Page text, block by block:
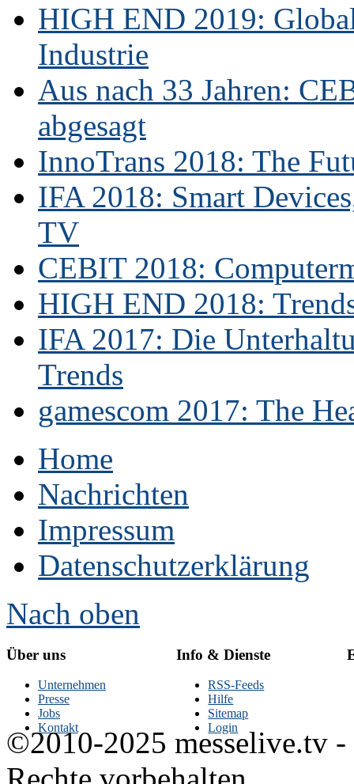
HIGH END 2019:
Industrie
Aus nach 33 Jahren:
abgesagt
InnoTrans 2018: The
IFA 2018: Smart
TV
CEBIT 2018:
HIGH END 2018:
IFA 2017: Die
Trends
gamescom 2017: The
Home
Nachrichten
Impressum
Datenschutzerklärung
Nach oben
Über uns
Unternehmen
Presse
Jobs
Kontakt
Info & Dienste
RSS-Feeds
Hilfe
Sitemap
Login
©2010-2025 messelive.tv -